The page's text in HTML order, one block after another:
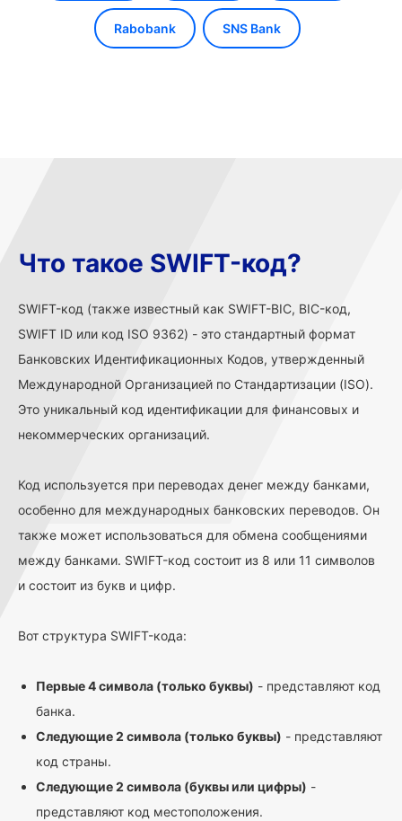
Rabobank SNS Bank
Что такое SWIFT-код?
SWIFT-код (также известный как SWIFT-BIC, BIC-код,
SWIFT ID или код ISO 9362) - это стандартный формат
Банковских Идентификационных Кодов, утвержденный
Международной Организацией по Стандартизации (ISO).
Это уникальный код идентификации для финансовых и
некоммерческих организаций.
Код используется при переводах денег между банками,
особенно для международных банковских переводов. Он
также может использоваться для обмена сообщениями
между банками. SWIFT-код состоит из 8 или 11 символов
и состоит из букв и цифр.
Вот структура SWIFT-кода:
Первые 4 символа (только буквы) - представляют код
банка.
Следующие 2 символа (только буквы) - представляют
код страны.
Следующие 2 символа (буквы или цифры) -
представляют код местоположения.